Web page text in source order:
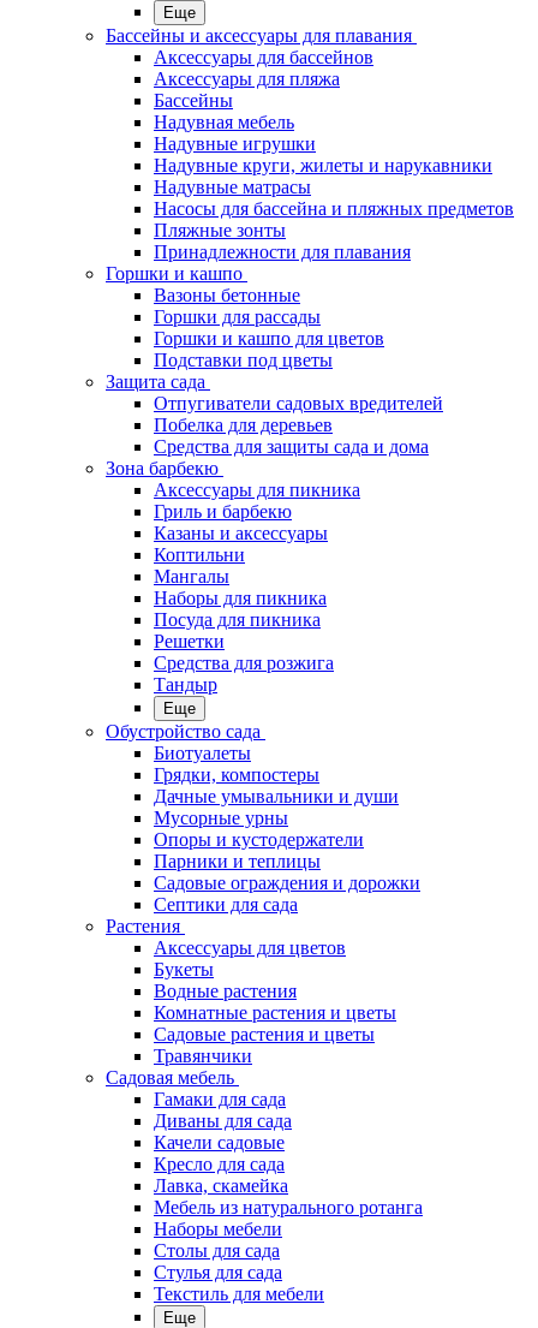
Еще
Бассейны и аксессуары для плавания
Аксессуары для бассейнов
Аксессуары для пляжа
Бассейны
Надувная мебель
Надувные игрушки
Надувные круги, жилеты и нарукавники
Надувные матрасы
Насосы для бассейна и пляжных предметов
Пляжные зонты
Принадлежности для плавания
Горшки и кашпо
Вазоны бетонные
Горшки для рассады
Горшки и кашпо для цветов
Подставки под цветы
Защита сада
Отпугиватели садовых вредителей
Побелка для деревьев
Средства для защиты сада и дома
Зона барбекю
Аксессуары для пикника
Гриль и барбекю
Казаны и аксессуары
Коптильни
Мангалы
Наборы для пикника
Посуда для пикника
Решетки
Средства для розжига
Тандыр
Еще
Обустройство сада
Биотуалеты
Грядки, компостеры
Дачные умывальники и души
Мусорные урны
Опоры и кустодержатели
Парники и теплицы
Садовые ограждения и дорожки
Септики для сада
Растения
Аксессуары для цветов
Букеты
Водные растения
Комнатные растения и цветы
Садовые растения и цветы
Травянчики
Садовая мебель
Гамаки для сада
Диваны для сада
Качели садовые
Кресло для сада
Лавка, скамейка
Мебель из натурального ротанга
Наборы мебели
Столы для сада
Стулья для сада
Текстиль для мебели
Еще